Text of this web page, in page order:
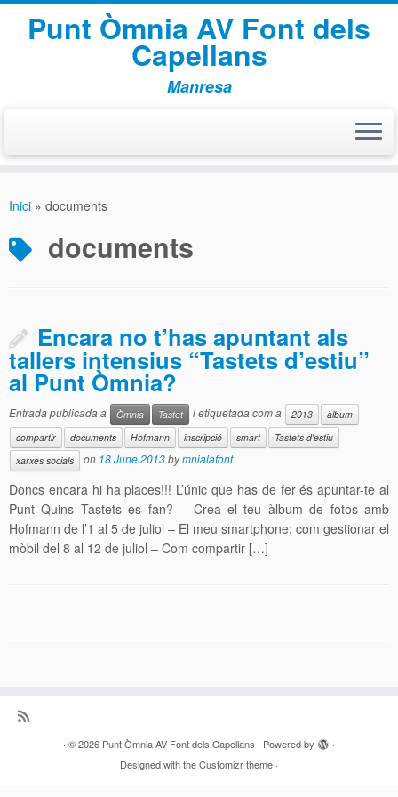
Punt Òmnia AV Font dels
Capellans
Manresa
Inici » documents
documents
Encara no t’has apuntant als
tallers intensius “Tastets d’estiu”
al Punt Òmnia?
Entrada publicada a Òmnia Tastet i etiquetada com a 2013
àlbum
compartir
documents Hofmann inscripció smart
Tastets d'estiu
xarxes socials
on 18 June 2013bymnialafont
Doncs encara hi ha places!!! L’únic que has de fer és apuntar-te al
Punt Quins Tastets es fan? – Crea el teu àlbum de fotos amb
Hofmann de l’1 al 5 de juliol – El meu smartphone: com gestionar el
mòbil del 8 al 12 de juliol – Com compartir […]
· © 2026 Punt Òmnia AV Font dels Capellans · Powered by
·
Designed with theCustomizr theme ·